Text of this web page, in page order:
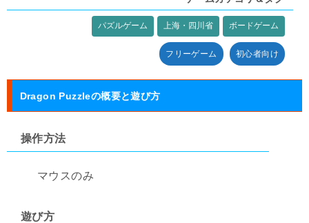
パズルゲーム 上海・四川省 ボードゲーム
フリーゲーム 初心者向け
Dragon Puzzleの概要と遊び方
操作方法
マウスのみ
遊び方